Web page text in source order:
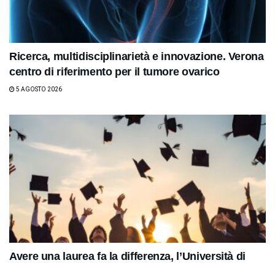
Ricerca, multidisciplinarietà e innovazione. Verona
centro di riferimento per il tumore ovarico
5 AGOSTO 2026
Avere una laurea fa la differenza, l’Università di